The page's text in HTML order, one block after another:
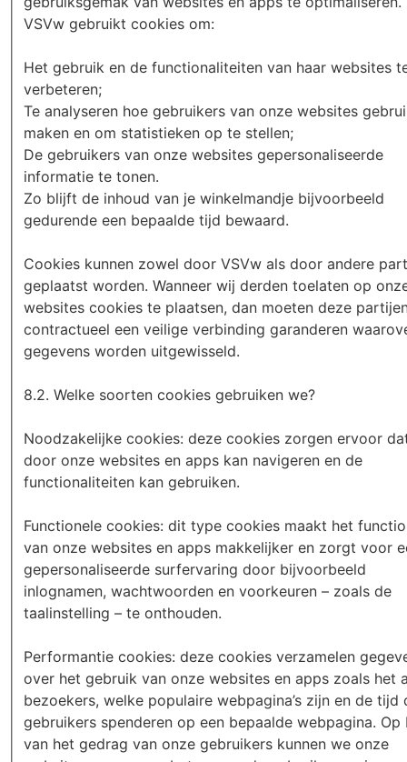
VSVw gebruikt cookies om:
Het gebruik en de functionaliteiten van haar websites
verbeteren;
Te analyseren hoe gebruikers van onze websites
maken en om statistieken op te stellen;
De gebruikers van onze websites gepersonaliseerde
informatie te tonen.
Zo blijft de inhoud van je winkelmandje bijvoorbeeld
gedurende een bepaalde tijd bewaard.
Cookies kunnen zowel door VSVw als door andere
geplaatst worden. Wanneer wij derden toelaten op
websites cookies te plaatsen, dan moeten deze
contractueel een veilige verbinding garanderen
gegevens worden uitgewisseld.
8.2. Welke soorten cookies gebruiken we?
Noodzakelijke cookies: deze cookies zorgen ervoor
door onze websites en apps kan navigeren en de
functionaliteiten kan gebruiken.
Functionele cookies: dit type cookies maakt het
van onze websites en apps makkelijker en zorgt voor
gepersonaliseerde surfervaring door bijvoorbeeld
inlognamen, wachtwoorden en voorkeuren – zoals de
taalinstelling – te onthouden.
Performantie cookies: deze cookies verzamelen
over het gebruik van onze websites en apps zoals het
bezoekers, welke populaire webpagina’s zijn en de tijd
gebruikers spenderen op een bepaalde webpagina. Op
van het gedrag van onze gebruikers kunnen we onze